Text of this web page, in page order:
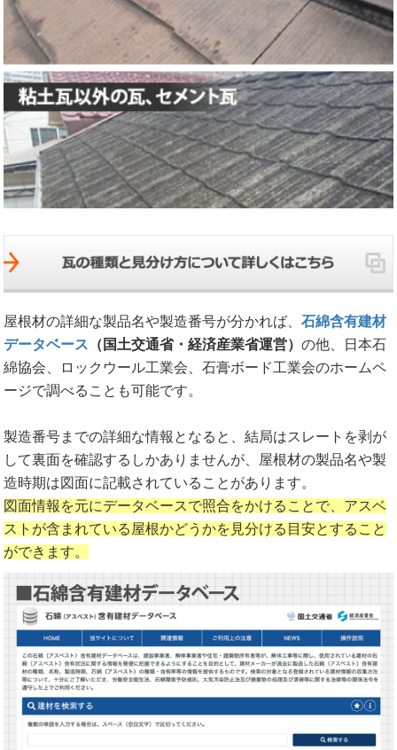
屋根材の詳細な製品名や製造番号が分かれば、石綿含有建材
データベース （国土交通省・経済産業省運営）の他、日本石
綿協会、ロックウール工業会、石膏ボード工業会のホームペ
ージで調べることも可能です。
製造番号までの詳細な情報となると、結局はスレートを剥が
して裏面を確認するしかありませんが、屋根材の製品名や製
造時期は図面に記載されていることがあります。
図面情報を元にデータベースで照合をかけることで、アスベ
ストが含まれている屋根かどうかを見分ける目安とすること
ができます。